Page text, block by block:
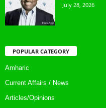
July 28, 2026
POPULAR CATEGORY
Amharic
Current Affairs / News
Articles/Opinions